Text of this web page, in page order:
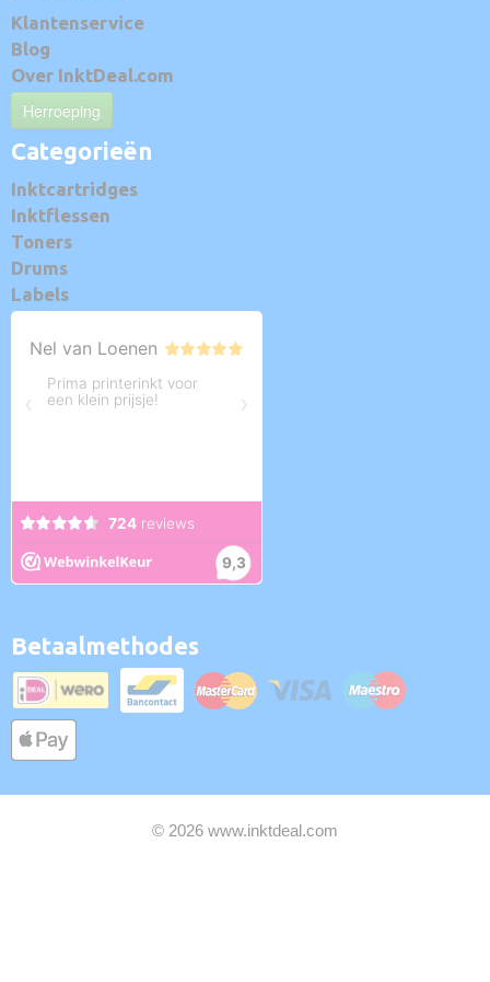
Klantenservice
Blog
Over InktDeal.com
Herroeping
Categorieën
Inktcartridges
Inktflessen
Toners
Drums
Labels
Betaalmethodes
© 2026 www.inktdeal.com